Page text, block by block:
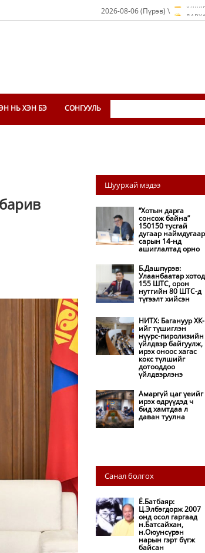
2026-08-06 (Пүрэв) \
НЬ ХЭН БЭ СОНГУУЛЬ
Шуурхай мэдээ
“Хотын дарга
сонсож байна”
150150 тусгай
дугаар наймдугаар
сарын 14-нд
ашиглалтад орно
Б.Дашпүрэв:
Улаанбаатар хотод
155 ШТС, орон
нутгийн 80 ШТС-д
түгээлт хийсэн
НИТХ: Багануур ХК-
ийг түшиглэн
нүүрс-пиролизийн
үйлдвэр байгуулж,
ирэх оноос хагас
кокс түлшийг
дотооддоо
үйлдвэрлэнэ
Амаргүй цаг үеийг
ирэх өдрүүдэд ч
бид хамтдаа л
даван туулна
бэлтгэл ажлын
талаар мэдээлэл
сонслоо
Монгол Улс
“COP17”-д “Тал
хээрийн
төлөвлөгөө”-гөө
танилцуулна
Санал болгох
Ё.Батбаяр:
Ц.Элбэгдорж 2007
онд осол гаргаад
н.Батсайхан,
н.Оюунсүрэн
нарын гэрт бүгж
байсан